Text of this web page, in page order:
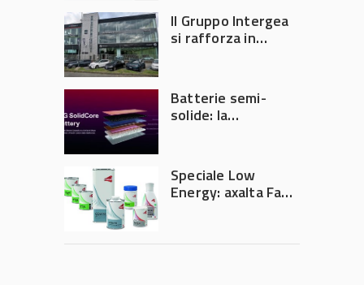
tempi e costi in
carrozzeria
Il Gruppo Intergea
si rafforza in
Batterie semi-
solide: la
accelerare la
rivoluzione
dell’auto elettrica
Speciale Low
Energy: axalta Fast
riduce consumi